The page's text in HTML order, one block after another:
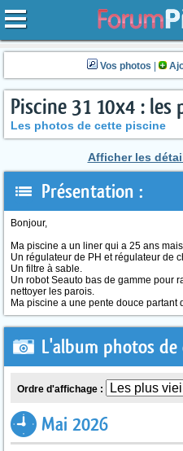
Vos photos
Piscine 31 10x4 : les
Les photos de cette piscine
Afficher les
Présentation :
Bonjour,
Ma piscine a un liner qui a 25 ans
Un régulateur de PH et régulateur de
Un filtre à sable.
Un robot Seauto bas de gamme pour
nettoyer les parois.
Ma piscine a une pente douce partant
L'album photos
Ordre d'affichage :
Mai 2026